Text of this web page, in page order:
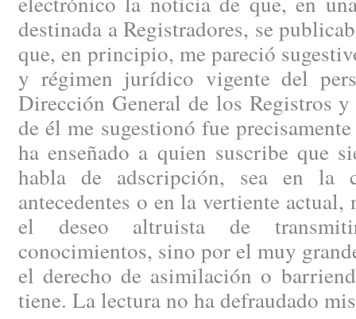
destinada a Registradores, se
que, en principio, me pareció
y régimen jurídico vigente del
Dirección General de los Registros
de él me sugestionó fue
ha enseñado a quien suscribe que
habla de adscripción, sea en la
antecedentes o en la vertiente
el deseo altruista de
conocimientos, sino por el muy
el derecho de asimilación o
tiene. La lectura no ha defraudado